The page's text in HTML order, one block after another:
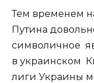
Тем временем
Путина
символичное
в украинском
лиги Украины